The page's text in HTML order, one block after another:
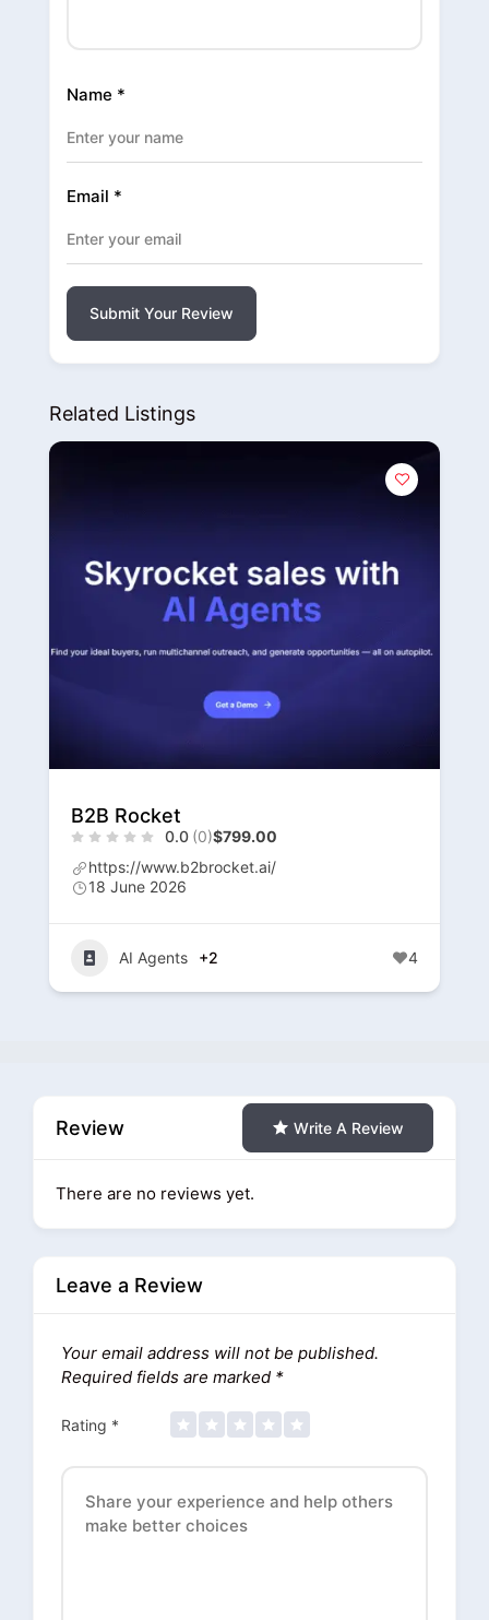
Name *
Email *
Submit Your Review
Related Listings
Momentum AI
0.0 (0)$69.00
https://www.momentum.io/
17 June 2026
AI Agents +2 10
Review Write A Review
There are no reviews yet.
Leave a Review
Your email address will not be published.
Required fields are marked *
Rating *